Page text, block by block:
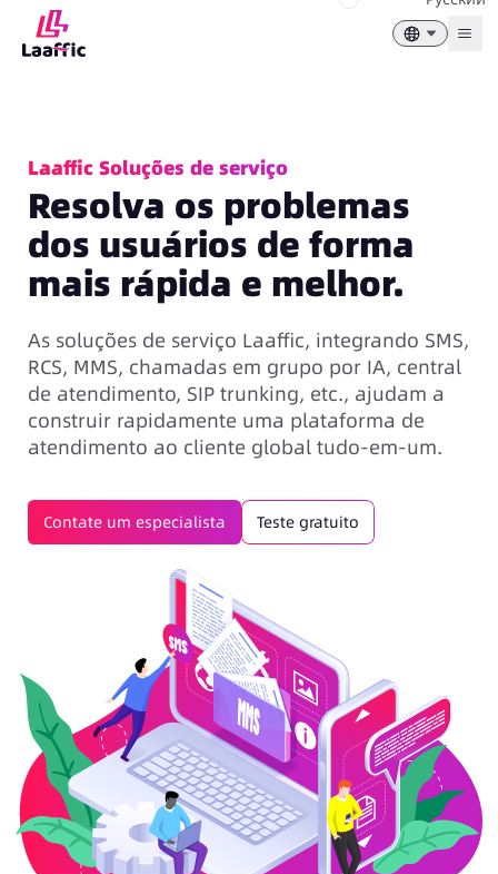
Laaffic Soluções de serviço
Resolva os problemas
dos usuários de forma
mais rápida e melhor.
As soluções de serviço Laaffic, integrando SMS,
RCS, MMS, chamadas em grupo por IA, central
de atendimento, SIP trunking, etc., ajudam a
construir rapidamente uma plataforma de
atendimento ao cliente global tudo-em-um.
Contate um especialista Teste gratuito